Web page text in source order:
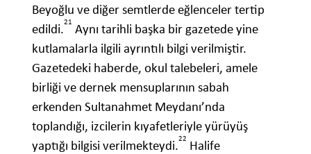
Beyoğlu ve diğer semtlerde eğlenceler tertip
edildi.21 Aynı tarihli başka bir gazetede yine
kutlamalarla ilgili ayrıntılı bilgi verilmiştir.
Gazetedeki haberde, okul talebeleri, amele
birliği ve dernek mensuplarının sabah
erkenden Sultanahmet Meydanı’nda
toplandığı, izcilerin kıyafetleriyle yürüyüş
yaptığı bilgisi verilmekteydi.22 Halife